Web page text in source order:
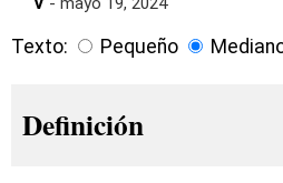
Texto: Pequeño
Definición